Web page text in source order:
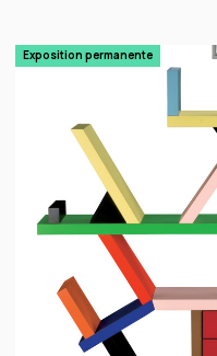
Exposition permanente